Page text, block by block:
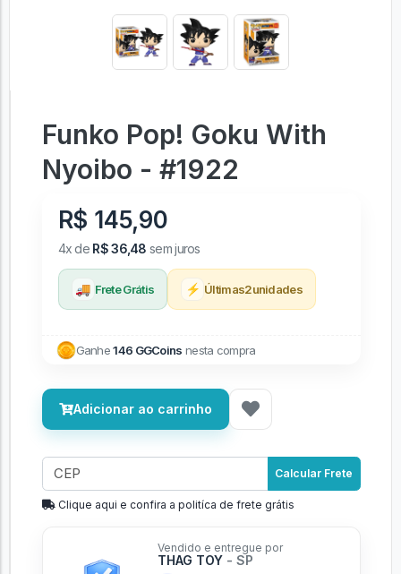
Funko Pop! Goku With
Nyoibo - #1922
R$ 145,90
4x de R$ 36,48 sem juros
🚚 Frete Grátis ⚡ Últimas2unidades
Ganhe146 GGCoins nesta compra
Adicionar ao carrinho
Calcular Frete
Clique aqui e confira a politíca de frete grátis
Vendido e entregue por
THAG TOY - SP